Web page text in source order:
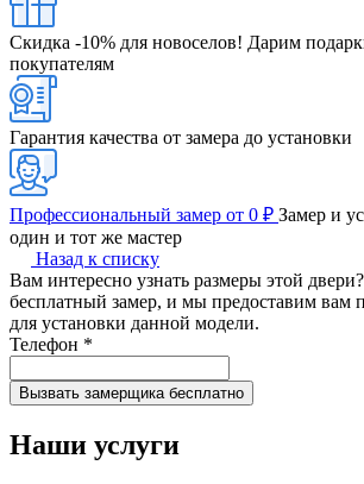
Скидка -10% для новоселов! Дарим
покупателям
Гарантия качества от замера до установки
Профессиональный замер от 0 ₽ Замер и
один и тот же мастер
Назад к списку
Вам интересно узнать размеры этой
бесплатный замер, и мы предоставим вам
для установки данной модели.
Телефон *
Наши услуги